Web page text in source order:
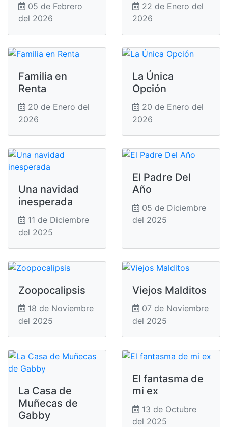
05 de Febrero
del 2026
22 de Enero del
2026
Familia en
Renta
20 de Enero del
2026
La Única
Opción
20 de Enero del
2026
Una navidad
inesperada
11 de Diciembre
del 2025
El Padre Del
Año
05 de Diciembre
del 2025
Zoopocalipsis
18 de Noviembre
del 2025
Viejos Malditos
07 de Noviembre
del 2025
La Casa de
Muñecas de
Gabby
El fantasma de
mi ex
13 de Octubre
del 2025